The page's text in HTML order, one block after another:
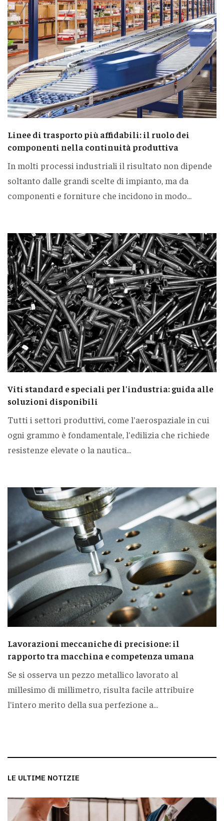
Linee di trasporto più affidabili: il ruolo dei
componenti nella continuità produttiva
In molti processi industriali il risultato non dipende
soltanto dalle grandi scelte di impianto, ma da
componenti e forniture che incidono in modo...
Viti standard e speciali per l'industria: guida alle
soluzioni disponibili
Tutti i settori produttivi, come l'aerospaziale in cui
ogni grammo è fondamentale, l'edilizia che richiede
resistenze elevate o la nautica...
Lavorazioni meccaniche di precisione: il
rapporto tra macchina e competenza umana
Se si osserva un pezzo metallico lavorato al
millesimo di millimetro, risulta facile attribuire
l'intero merito della sua perfezione a...
LE ULTIME NOTIZIE